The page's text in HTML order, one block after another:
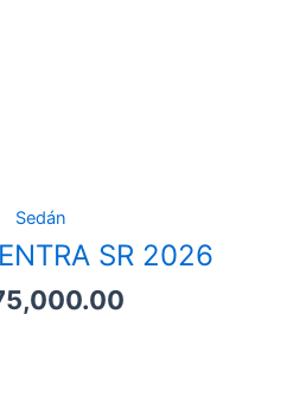
Sedán
SR 2026